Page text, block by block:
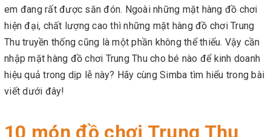
em đang rất được săn đón. Ngoài những mặt hàng đồ chơi
hiện đại, chất lượng cao thì những mặt hàng đồ chơi Trung
Thu truyền thống cũng là một phần không thể thiếu. Vậy cần
nhập mặt hàng đồ chơi Trung Thu cho bé nào để kinh doanh
hiệu quả trong dịp lễ này? Hãy cùng Simba tìm hiểu trong bài
viết dưới đây!
10 món đồ chơi Trung Thu